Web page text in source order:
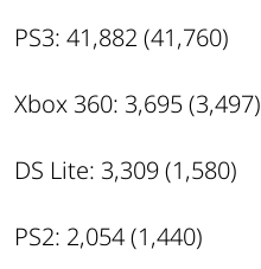
PS3: 41,882 (41,760)
Xbox 360: 3,695 (3,497)
DS Lite: 3,309 (1,580)
PS2: 2,054 (1,440)